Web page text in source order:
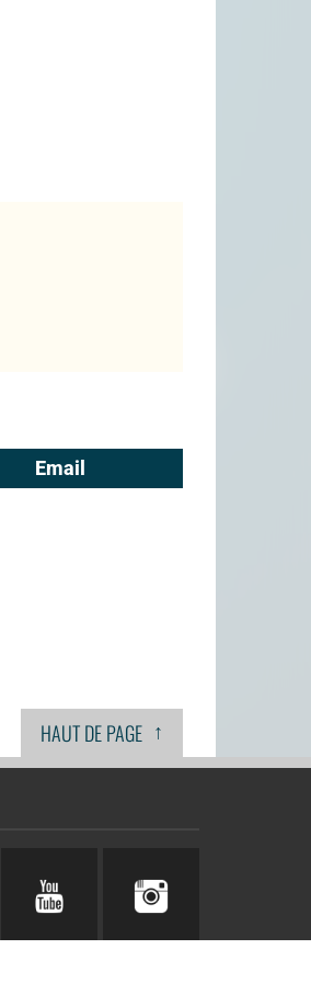
Email
HAUT DE PAGE ↑